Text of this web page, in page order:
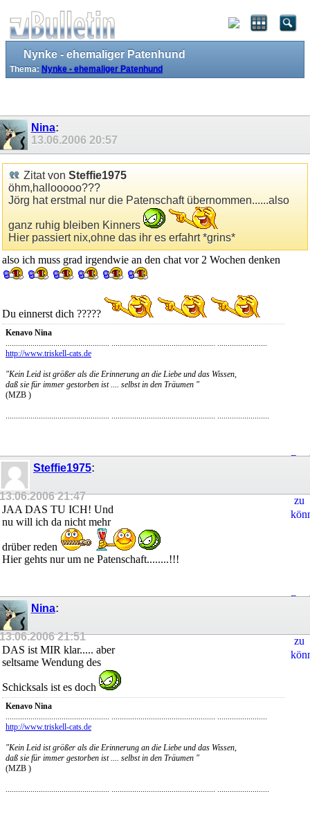
Nynke - ehemaliger Patenhund
Thema: Nynke - ehemaliger Patenhund
Nina:
13.06.2006 20:57
Zitat von Steffie1975
öhm,hallooooo???
Jörg hat erstmal nur die Patenschaft übernommen......also
ganz ruhig bleiben Kinners
Hier passiert nix,ohne das ihr es erfahrt *grins*
also ich muss grad irgendwie an den chat vor 2 Wochen denken
Du einnerst dich ?????
Kenavo Nina
.................................................. .................................................. ........................
http://www.triskell-cats.de
"Kein Leid ist größer als die Erinnerung an die Liebe und das Wissen,
daß sie für immer gestorben ist .... selbst in den Träumen "
(MZB )
.................................................. .................................................. .........................
zu
Steffie1975:
13.06.200621:47
JAA DAS TU ICH! Und
nu will ich da nicht mehr
drüber reden
Hier gehts nur um ne Patenschaft........!!!
zu
Nina:
13.06.200621:51
DAS ist MIR klar..... aber
seltsame Wendung des
Schicksals ist es doch
Kenavo Nina
http://www.triskell-cats.de
"Kein Leid ist größer als die Erinnerung an die Liebe und das Wissen,
daß sie für immer gestorben ist .... selbst in den Träumen "
(MZB )